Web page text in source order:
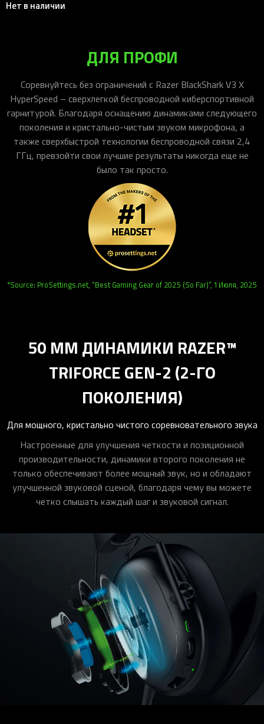
Нет в наличии
ДЛЯ ПРОФИ
Соревнуйтесь без ограничений с Razer BlackShark V3 X
HyperSpeed – сверхлегкой беспроводной киберспортивной
гарнитурой. Благодаря оснащению динамиками следующего
поколения и кристально-чистым звуком микрофона, а
также сверхбыстрой технологии беспроводной связи 2,4
ГГц, превзойти свои лучшие результаты никогда еще не
было так просто.
*Source: ProSettings.net, “Best Gaming Gear of 2025 (So Far)”, 1 Июля, 2025
50 ММ ДИНАМИКИ RAZER™
TRIFORCE GEN-2 (2-ГО
ПОКОЛЕНИЯ)
Для мощного, кристально чистого соревновательного звука
Настроенные для улучшения четкости и позиционной
производительности, динамики второго поколения не
только обеспечивают более мощный звук, но и обладают
улучшенной звуковой сценой, благодаря чему вы можете
четко слышать каждый шаг и звуковой сигнал.